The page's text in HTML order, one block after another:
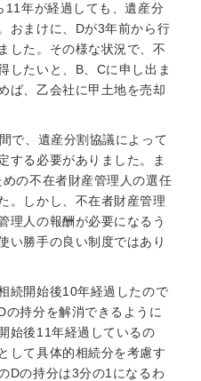
11年が経過しても、遺産分
おまけに、Dが3年前から行
した。その様な状況で、不
したいと、B、Cに申し出ま
ば、乙会社に甲土地を売却
で、遺産分割協議によって
する必要がありました。ま
の不在者財産管理人の選任
。しかし、不在者財産管理
理人の報酬が必要になるう
い勝手の良い制度ではあり
続開始後10年経過したので
の持分を解消できるように
始後11年経過しているの
して具体的相続分を考慮す
Dの持分は3分の1になるわ